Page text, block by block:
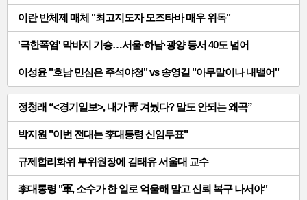
반
기
사-02
이란 반체제 매체 "최고지도자 모즈타바 매우 위독"
'극한폭염' 막바지 기승…서울·하남·광양 등서 40도 넘어
이성윤 "호남 민심은 주석야청" vs 송영길 "아무말이나 내뱉어"
일
반
기
사-03
정청래 “<경기일보>, 내가 靑 겨눴다? 말도 안되는 왜곡”
박지원 "이번 전대는 李대통령 신임투표"
규제합리화위 부위원장에 김태유 서울대 교수
李대통령 "軍, 소수가 한 일로 억울해 말고 신뢰 복구 나서야"